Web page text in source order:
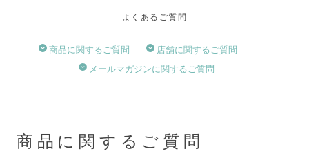
よくあるご質問
商品に関するご質問
店舗に関するご質問
メールマガジンに関するご質問
商品に関するご質問